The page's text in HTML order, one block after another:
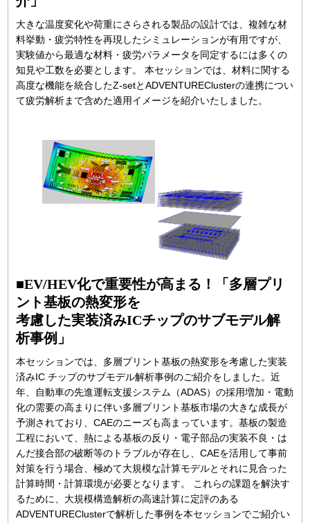
大きな温度変化や荷重にさらされる製品の設計では、複雑な材
料挙動・疲労特性を再現したシミュレーションが有用ですが、
実験値から最適な材料・疲労パラメータを同定するには多くの
知見や工数を必要とします。 本セッションでは、材料に関する
高度な機能を統合したZ-setとADVENTUREClusterの連携につい
て疲労解析まで含めた適用イメージを紹介いたしました。
■EV/HEV化で重要性が高まる！「多層プリ
ント基板の熱変形を
考慮した実装済みICチップのサブモデル解
析事例」
本セッションでは、多層プリント基板の熱変形を考慮した実装
済みIC チップのサブモデル解析事例のご紹介をしました。近
年、自動車の先進運転支援システム（ADAS）の採用増加・電動
化の需要の高まりに伴い多層プリント基板市場の大きな成長が
予測されており、CAEのニーズも高まっています。基板の製造
工程において、熱による基板の反り・電子部品の実装不良・は
んだ接合部の破断等のトラブルが存在し、CAEを活用して事前
対策を行う場合、極めて大規模な計算モデルとそれに見合った
計算時間・計算環境が必要となります。 これらの課題を解決す
るために、大規模構造解析の高速計算に定評のある
ADVENTUREClusterで解析した事例を本セッションでご紹介い